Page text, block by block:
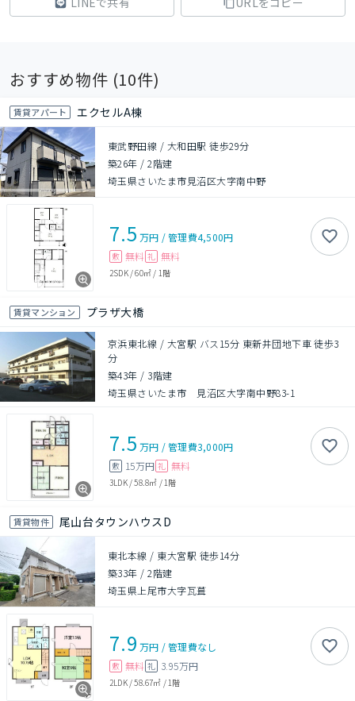
おすすめ物件 (10件)
賃貸アパート エクセルA棟
東武野田線 / 大和田駅 徒歩29分
築26年 /2階建
埼玉県さいたま市見沼区大字南中野
7.5 万円 /管理費4,500円
敷 無料 礼 無料
2SDK/60㎡ / 1階
賃貸マンション プラザ大橋
京浜東北線 / 大宮駅 バス15分 東新井団地下車 徒歩3
分
築43年 / 3階建
埼玉県さいたま市 見沼区大字南中野83-1
7.5 万円 /管理費3,000円
敷 15万円 礼 無料
3LDK/58.8㎡ / 1階
賃貸物件 尾山台タウンハウスD
東北本線 / 東大宮駅 徒歩14分
築33年 /2階建
埼玉県上尾市大字瓦葺
7.9 万円 /管理費なし
敷 無料 礼 3.95万円
2LDK/58.67㎡ / 1階